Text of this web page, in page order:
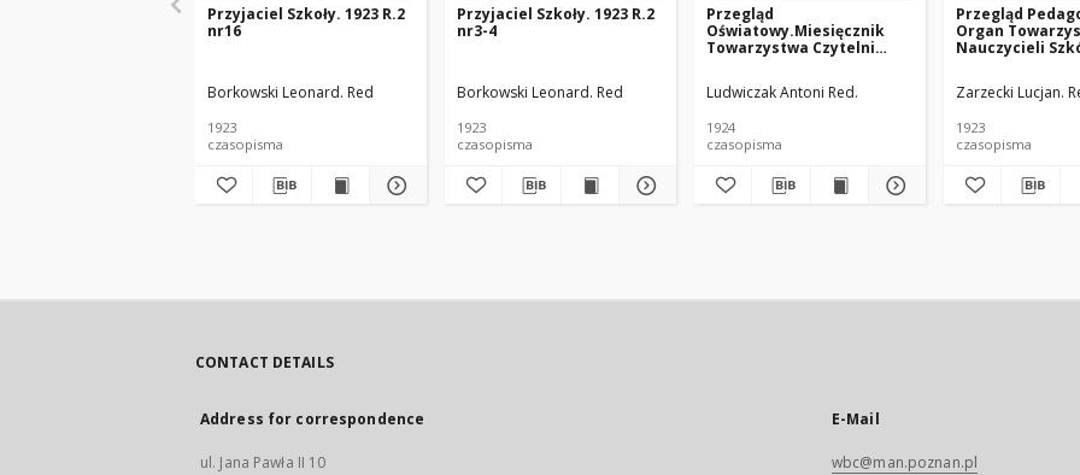
Przyjaciel Szkoły. 1923 R.2
nr16
Borkowski Leonard. Red
1923
czasopisma
Przyjaciel Szkoły. 1923 R.2
nr3-4
Borkowski Leonard. Red
1923
czasopisma
Przegląd
Oświatowy.Miesięcznik
Towarzystwa Czytelni
1924 R.19 z.4-5
Ludwiczak Antoni Red.
1924
czasopisma
Przegląd
Organ
Nauczycieli
Zarzecki Lucjan.
1923
czasopisma
CONTACT DETAILS
Address for correspondence
ul. Jana Pawła II 10
E-Mail
wbc@man.poznan.pl